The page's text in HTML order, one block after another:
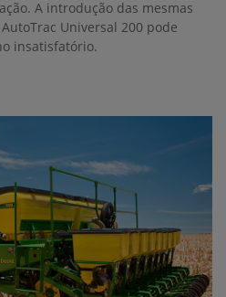
A introdução das mesmas
Universal 200 pode
insatisfatório.